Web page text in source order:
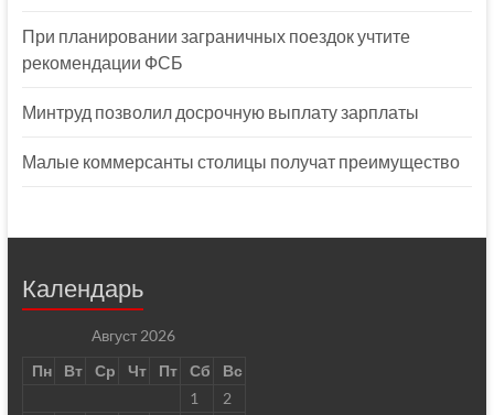
При планировании заграничных поездок учтите
рекомендации ФСБ
Минтруд позволил досрочную выплату зарплаты
Малые коммерсанты столицы получат преимущество
Календарь
Август 2026
Пн
Вт Ср Чт Пт Сб
Вс
1
2